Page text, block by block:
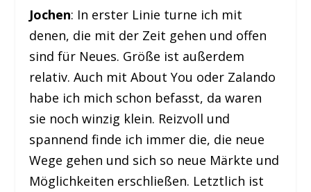
Jochen: In erster Linie turne ich mit
denen, die mit der Zeit gehen und offen
sind für Neues. Größe ist außerdem
relativ. Auch mit About You oder Zalando
habe ich mich schon befasst, da waren
sie noch winzig klein. Reizvoll und
spannend finde ich immer die, die neue
Wege gehen und sich so neue Märkte und
Möglichkeiten erschließen. Letztlich ist